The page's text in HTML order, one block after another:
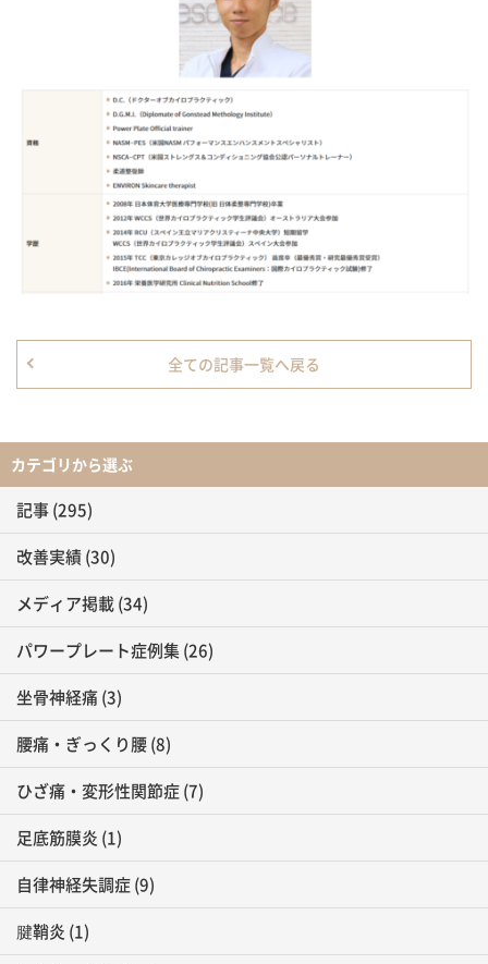
全ての記事一覧へ戻る
カテゴリから選ぶ
記事(295)
改善実績(30)
メディア掲載(34)
パワープレート症例集(26)
坐骨神経痛(3)
腰痛・ぎっくり腰(8)
ひざ痛・変形性関節症(7)
足底筋膜炎 (1)
自律神経失調症(9)
腱鞘炎 (1)